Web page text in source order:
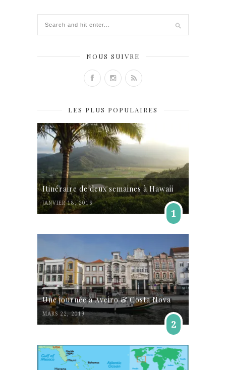
NOUS SUIVRE
LES PLUS POPULAIRES
Itinéraire de deux semaines à Hawaii
JANVIER 18, 2016
1
Une journée à Aveiro & Costa Nova
MARS 22, 2019
2